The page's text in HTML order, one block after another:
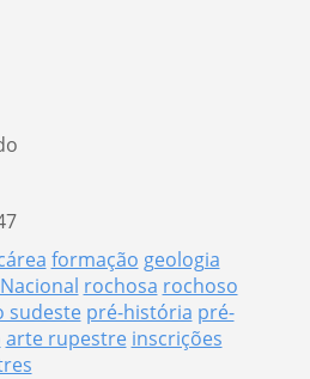
formação geologia
rochosa rochoso
sudeste pré-história pré-
arte rupestre inscrições